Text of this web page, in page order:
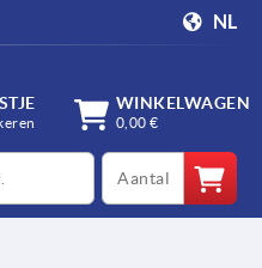
NL
WINKELWAGEN
0,00 €
qty